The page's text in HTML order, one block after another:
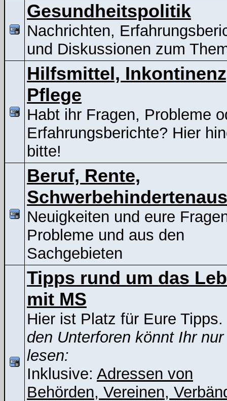
Gesundheitspolitik
Nachrichten,
und Diskussionen zum
Hilfsmittel,
Pflege
Habt ihr Fragen, Probleme
Erfahrungsberichte? Hier
bitte!
Beruf, Rente,
Neuigkeiten und eure
Probleme und aus den
Sachgebieten
Tipps rund um das
mit MS
Hier ist Platz für Eure Tipps.
den Unterforen könnt Ihr nur
lesen:
Inklusive: Adressen von
Behörden, Vereinen,